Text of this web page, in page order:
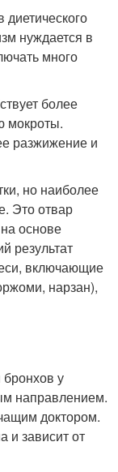
нуждается в
много
более
мокроты.
разжижение и
но наиболее
Это отвар
основе
результат
включающие
нарзан),
у
направлением.
доктором.
и зависит от